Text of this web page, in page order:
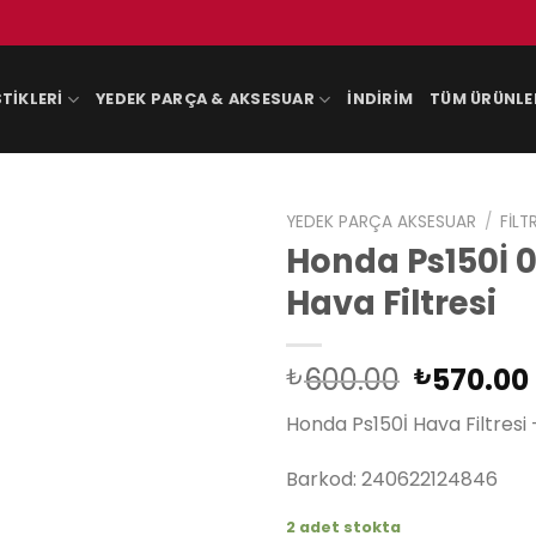
YEDEK PARÇA & AKSESUAR İNDIRIM TÜM
YEDEK PARÇA AKSESUAR /
Honda Ps150İ
Hava Filtresi
₺600.00 Orijinal
fiyat:
₺570.00
Honda Ps150İ Hava Filtresi
Barkod: 240622124846
2 adet stokta